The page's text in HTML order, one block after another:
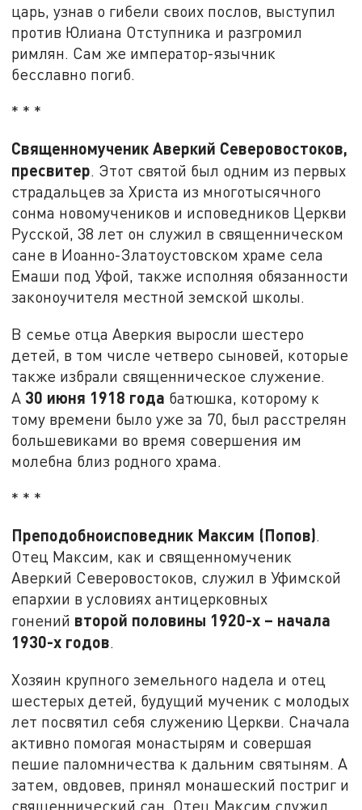
царь, узнав о гибели своих послов, выступил
против Юлиана Отступника и разгромил
римлян. Сам же император-язычник
бесславно погиб.
* * *
Священномученик Аверкий Северовостоков,
пресвитер. Этот святой был одним из первых
страдальцев за Христа из многотысячного
сонма новомучеников и исповедников Церкви
Русской, 38 лет он служил в священническом
сане в Иоанно-Златоустовском храме села
Емаши под Уфой, также исполняя обязанности
законоучителя местной земской школы.
В семье отца Аверкия выросли шестеро
детей, в том числе четверо сыновей, которые
также избрали священническое служение.
А 30 июня 1918 года батюшка, которому к
тому времени было уже за 70, был расстрелян
большевиками во время совершения им
молебна близ родного храма.
* * *
Преподобноисповедник Максим (Попов).
Отец Максим, как и священномученик
Аверкий Северовостоков, служил в Уфимской
епархии в условиях антицерковных
гонений второй половины 1920-х – начала
1930-х годов.
Хозяин крупного земельного надела и отец
шестерых детей, будущий мученик с молодых
лет посвятил себя служению Церкви. Сначала
активно помогая монастырям и совершая
пешие паломничества к дальним святыням. А
затем, овдовев, принял монашеский постриг и
священнический сан. Отец Максим служил